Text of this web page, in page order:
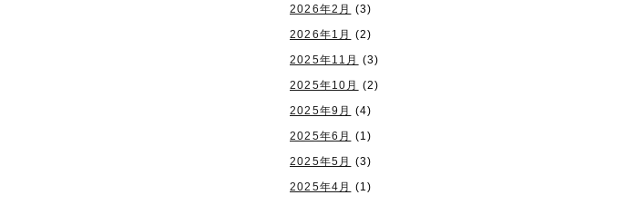
2026年2月
(3)
2026年1月
(2)
2025年11月
(3)
2025年10月
(2)
2025年9月
(4)
2025年6月
(1)
2025年5月
(3)
2025年4月
(1)